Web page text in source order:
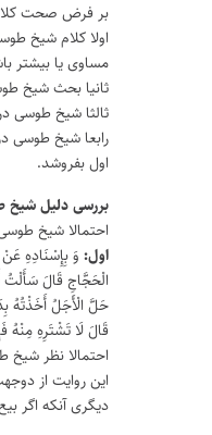
بر فرض صحت
اولا کلام شیخ
مساوی یا
ثانیا بحث شیخ
ثالثا شیخ طوسی
رابعا شیخ طوسی
اول بفروشد.
بررسی دلیل
احتمالا شیخ
اول: وَ بِإِسْنَادِهِ
الْحَجَّاجِ قَالَ سَأَلْتُ
حَلَّ الْأَجَلُ أَخَذْتُهُ
قَالَ لَا تَشْتَرِهِ مِنْهُ
احتمالا نظر
این روایت از
دیگری آنکه اگر